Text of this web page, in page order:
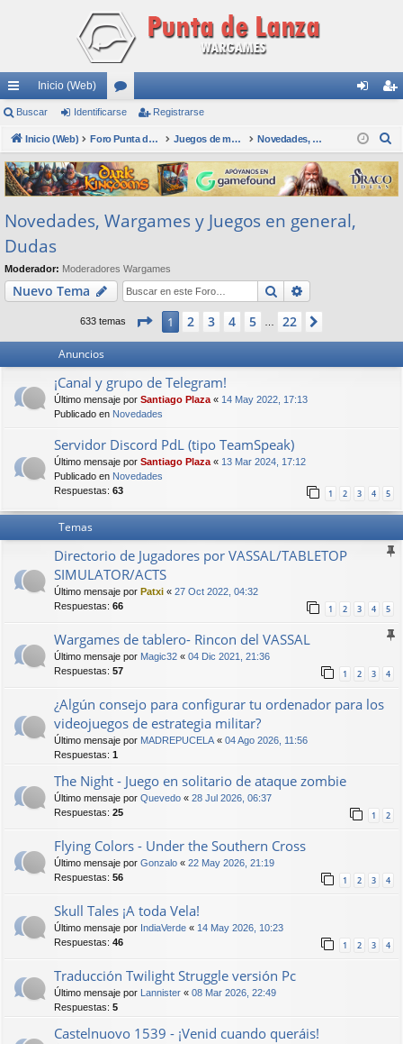
nl
ac
es
rá
pi
do
s
Inicio (Web)
or
os nti
fic
ar
ist
ra
rs
Buscar Identificarse Registrarse
Inicio (Web) Foro Punta de Lanza Wargames Juegos de mesa físicos y digitales Novedades, Wargames y Juegos en general, Dudas
s
c
Novedades, Wargames y Juegos en general,
Dudas
Moderador: Moderadores Wargames
Nuevo Tema Buscar
633 temas Página de 22
1 2 3 4 5 22
Anuncios
¡Canal y grupo de Telegram!
Último mensaje por Santiago Plaza « 14 May 2022, 17:13
Publicado en Novedades
Servidor Discord PdL (tipo TeamSpeak)
Último mensaje por Santiago Plaza « 13 Mar 2024, 17:12
Publicado en Novedades
Respuestas: 63 1 2 3 4 5
Temas
Directorio de Jugadores por VASSAL/TABLETOP
SIMULATOR/ACTS
Último mensaje por Patxi « 27 Oct 2022, 04:32
Respuestas: 66 1 2 3 4 5
Wargames de tablero- Rincon del VASSAL
Último mensaje por Magic32 « 04 Dic 2021, 21:36
Respuestas: 57 1 2 3 4
¿Algún consejo para configurar tu ordenador para los
videojuegos de estrategia militar?
Último mensaje por MADREPUCELA « 04 Ago 2026, 11:56
Respuestas: 1
The Night - Juego en solitario de ataque zombie
Último mensaje por Quevedo « 28 Jul 2026, 06:37
Respuestas: 25 1 2
Flying Colors - Under the Southern Cross
Último mensaje por Gonzalo « 22 May 2026, 21:19
Respuestas: 56 1 2 3 4
Skull Tales ¡A toda Vela!
Último mensaje por IndiaVerde « 14 May 2026, 10:23
Respuestas: 46 1 2 3 4
Traducción Twilight Struggle versión Pc
Último mensaje por Lannister « 08 Mar 2026, 22:49
Respuestas: 5
Castelnuovo 1539 - ¡Venid cuando queráis!